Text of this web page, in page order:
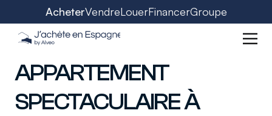
AcheterVendreLouerFinancerGroupe
APPARTEMENT
SPECTACULAIRE À